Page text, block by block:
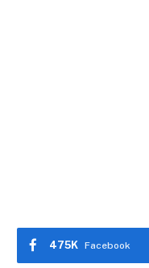
Facebook
475K